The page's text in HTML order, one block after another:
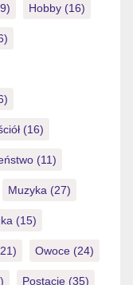
Hobby (16)
(16)
(11)
Muzyka (27)
(15)
Owoce (24)
Postacie (35)